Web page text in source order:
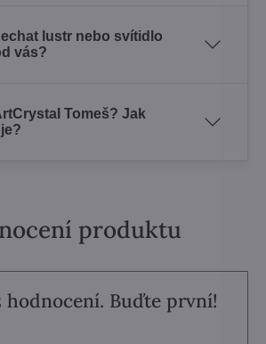
lustr nebo svítidlo
vás?
Tomeš? Jak
produktu
hodnocení. Buďte první!